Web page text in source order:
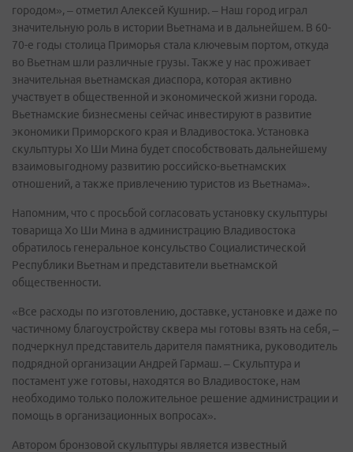
городом», – отметил Алексей Кушнир. – Наш город играл
значительную роль в истории Вьетнама и в дальнейшем. В 60-
70-е годы столица Приморья стала ключевым портом, откуда
во Вьетнам шли различные грузы. Также у нас проживает
значительная вьетнамская диаспора, которая активно
участвует в общественной и экономической жизни города.
Вьетнамские бизнесмены сейчас инвестируют в развитие
экономики Приморского края и Владивостока. Установка
скульптуры Хо Ши Мина будет способствовать дальнейшему
взаимовыгодному развитию российско-вьетнамских
отношений, а также привлечению туристов из Вьетнама».
Напомним, что с просьбой согласовать установку скульптуры
товарища Хо Ши Мина в администрацию Владивостока
обратилось генеральное консульство Социалистической
Республики Вьетнам и представители вьетнамской
общественности.
«Все расходы по изготовлению, доставке, установке и даже по
частичному благоустройству сквера мы готовы взять на себя, –
подчеркнул представитель дарителя памятника, руководитель
подрядной организации Андрей Гармаш. – Скульптура и
постамент уже готовы, находятся во Владивостоке, нам
необходимо только положительное решение администрации и
помощь в организационных вопросах».
Автором бронзовой скульптуры является известный